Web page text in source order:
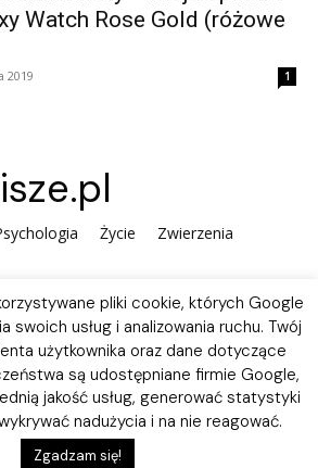
Watch Rose Gold (różowe
2019 1
Życie
Zwierzenia
pliki cookie, których Google
swoich usług i analizowania ruchu. Twój
użytkownika oraz dane dotyczące
są udostępniane firmie Google,
jakość usług, generować statystyki
nadużycia i na nie reagować.
Zgadzam się!